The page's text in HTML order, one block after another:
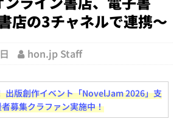
店の3チャネルで連携〜
hon.jp Staff
出版創作イベント「NovelJam 2026」支
募集クラファン実施中！